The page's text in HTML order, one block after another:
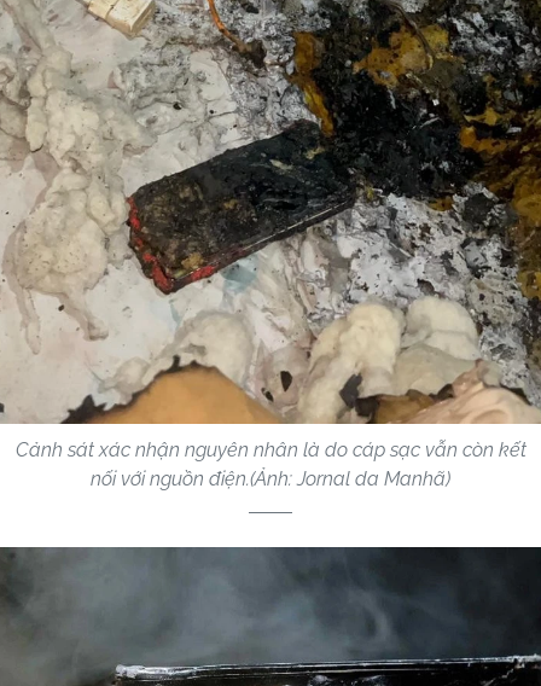
Cảnh sát xác nhận nguyên nhân là do cáp sạc vẫn còn kết
nối với nguồn điện.(Ảnh: Jornal da Manhã)